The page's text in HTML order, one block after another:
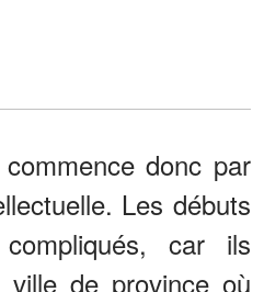
donc par
Les débuts
car ils
de province où